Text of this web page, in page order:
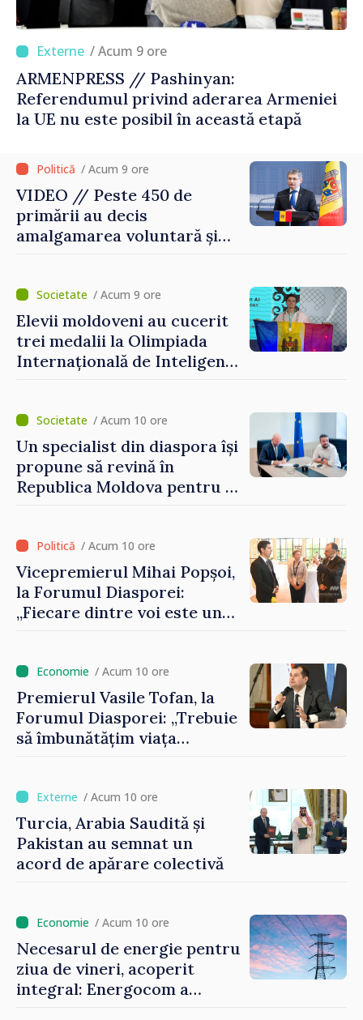
/ Acum 9 ore
ARMENPRESS // Pashinyan:
Referendumul privind aderarea Armeniei
la UE nu este posibil în această etapă
/ Acum 9 ore
VIDEO // Peste 450 de
primării au decis
amalgamarea voluntară și
Grosu: „Este important să
depășim blocajele și să dăm o
șansă localităților să se
dezvolte”
/ Acum 9 ore
Elevii moldoveni au cucerit
trei medalii la Olimpiada
Internațională de Inteligență
/ Acum 10 ore
Un specialist din diaspora își
propune să revină în
Republica Moldova pentru a
/ Acum 10 ore
Vicepremierul Mihai Popșoi,
la Forumul Diasporei:
„Fiecare dintre voi este un
imaginii Republicii Moldova”
/ Acum 10 ore
Premierul Vasile Tofan, la
Forumul Diasporei: „Trebuie
să îmbunătățim viața
/ Acum 10 ore
Turcia, Arabia Saudită și
Pakistan au semnat un
acord de apărare colectivă
/ Acum 10 ore
Necesarul de energie pentru
ziua de vineri, acoperit
integral: Energocom a